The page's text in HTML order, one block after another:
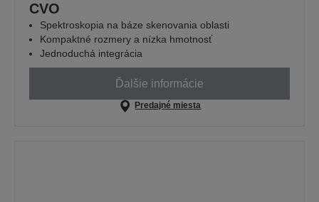
CVO
Spektroskopia na báze skenovania oblasti
Kompaktné rozmery a nízka hmotnosť
Jednoduchá integrácia
Ďalšie informácie
Predajné miesta